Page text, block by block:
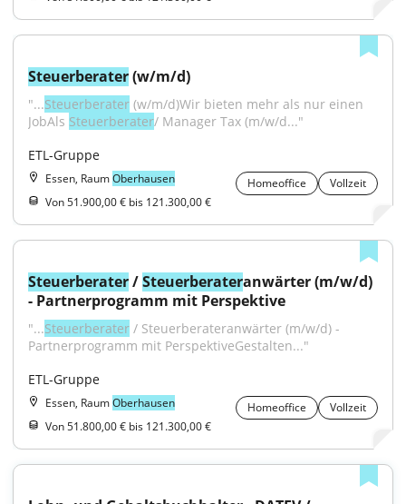
Steuerberater (w/m/d)
"...Steuerberater (w/m/d)Wir bieten mehr als nur einen
JobAls Steuerberater/ Manager Tax (m/w/d..."
ETL-Gruppe
Essen, RaumOberhausen Homeoffice
Vollzeit
Von 51.900,00 € bis 121.300,00 €
Steuerberater / Steuerberateranwärter (m/w/d)
- Partnerprogramm mit Perspektive
"...Steuerberater / Steuerberateranwärter (m/w/d) -
Partnerprogramm mit PerspektiveGestalten..."
ETL-Gruppe
Essen, RaumOberhausen Homeoffice
Vollzeit
Von 51.800,00 € bis 121.300,00 €